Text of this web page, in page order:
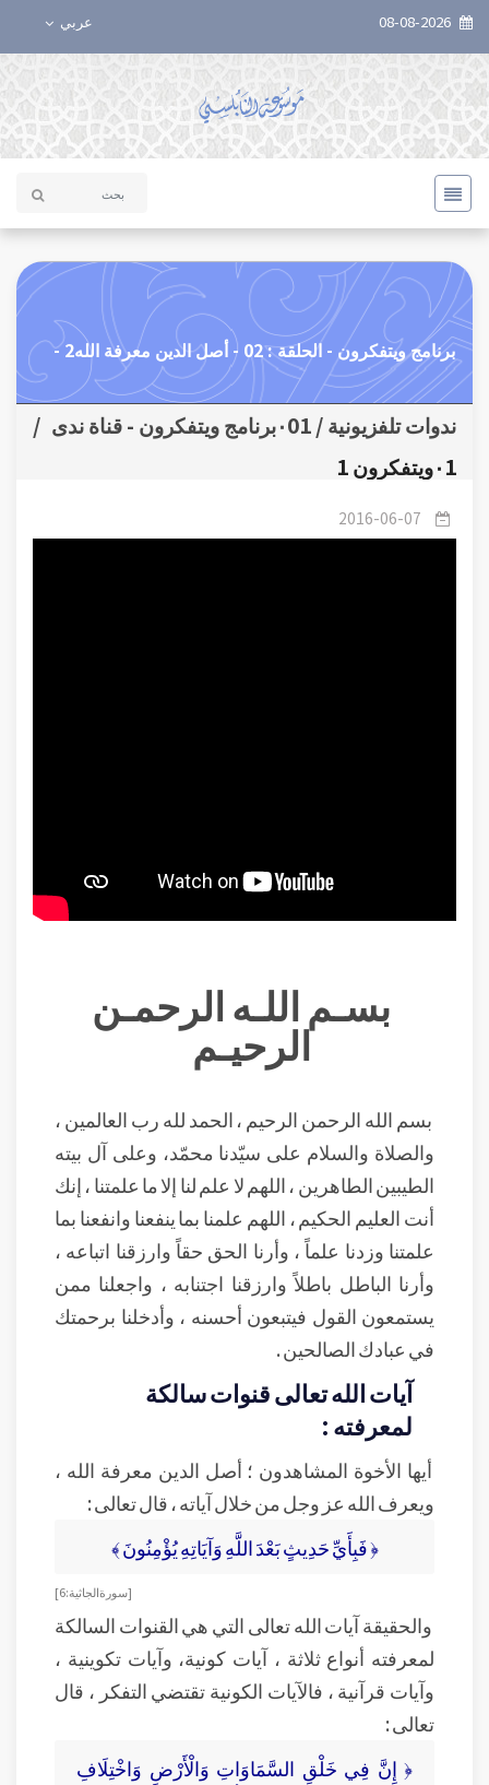
عربي
برنامج ويتفكرون - الحلقة : 02 - أصل الدين معرفة الله2 -
ندوات تلفزيونية / ٠01برنامج ويتفكرون - قناة ندى
/
٠1ويتفكرون 1
2016-06-07
بسـم اللـه الرحمـن
الرحيـم
بسم الله الرحمن الرحيم ، الحمد لله رب العالمين ،
والصلاة والسلام على سيّدنا محمّد، وعلى آل بيته
الطيبين الطاهرين ، اللهم لا علم لنا إلا ما علمتنا ، إنك
أنت العليم الحكيم ، اللهم علمنا بما ينفعنا وانفعنا بما
علمتنا وزدنا علماً ، وأرنا الحق حقاً وارزقنا اتباعه ،
وأرنا الباطل باطلاً وارزقنا اجتنابه ، واجعلنا ممن
يستمعون القول فيتبعون أحسنه ، وأدخلنا برحمتك
في عبادك الصالحين .
آيات الله تعالى قنوات سالكة
لمعرفته :
أيها الأخوة المشاهدون ؛ أصل الدين معرفة الله ،
ويعرف الله عز وجل من خلال آياته ، قال تعالى :
﴿ فَبِأَيِّ حَدِيثٍ بَعْدَ اللَّهِ وَآيَاتِهِ يُؤْمِنُونَ ﴾
[ سورة الجاثية:6 ]
والحقيقة آيات الله تعالى التي هي القنوات السالكة
لمعرفته أنواع ثلاثة ، آيات كونية، وآيات تكوينية ،
وآيات قرآنية ، فالآيات الكونية تقتضي التفكر ، قال
تعالى :
﴿ إِنَّ فِي خَلْقِ السَّمَاوَاتِ وَالْأَرْضِ وَاخْتِلَافِ